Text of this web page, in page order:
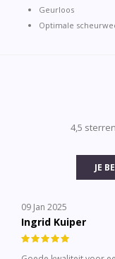
Geurloos
Optimale
4,5
JE
09 Jan 2025
Ingrid Kuiper